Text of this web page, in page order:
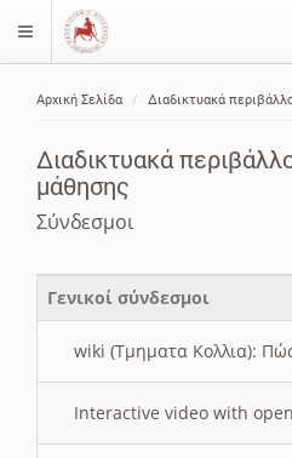
$langMenu
Αρχική Σελίδα Διαδικτυακά
Διαδικτυακά
μάθησης
Σύνδεσμοι
Γενικοί σύνδεσμοι
wiki (Τμηματα Κολλια):
Interactive video with